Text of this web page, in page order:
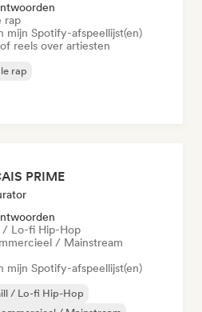
rap
mijn Spotify-afspeellijst(en)
reels over artiesten
rap
PRIME
/ Lo-fi Hip-Hop
/ Mainstream
mijn Spotify-afspeellijst(en)
/ Lo-fi Hip-Hop